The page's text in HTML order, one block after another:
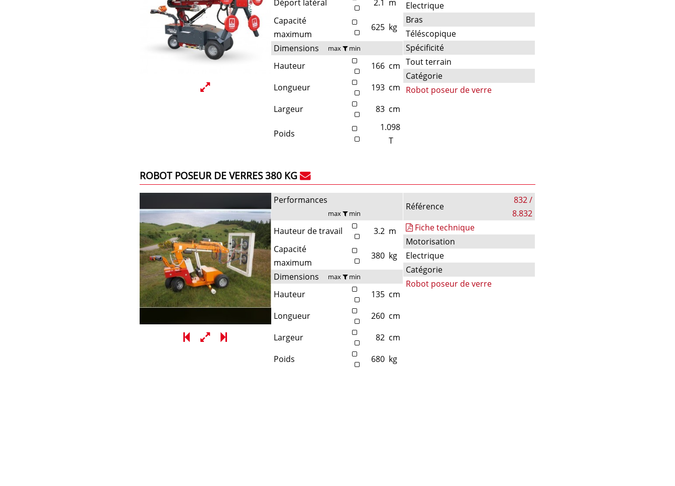
Déport latéral
2.1 m
Capacité
maximum
625 kg
Dimensions
max min
Hauteur 166 cm
Longueur
193 cm
Largeur
83 cm
Poids
1.098
T
Electrique
Bras
Téléscopique
Spécificité
Tout terrain
Catégorie
Robot poseur de verre
ROBOT POSEUR DE VERRES 380 KG
Performances
max min
Hauteur de travail 3.2 m
Capacité
maximum
380 kg
Dimensions
max min
Hauteur 135 cm
Longueur
260 cm
Largeur
82 cm
Poids
680 kg
Référence
832 /
8.832
Fiche technique
Motorisation
Electrique
Catégorie
Robot poseur de verre